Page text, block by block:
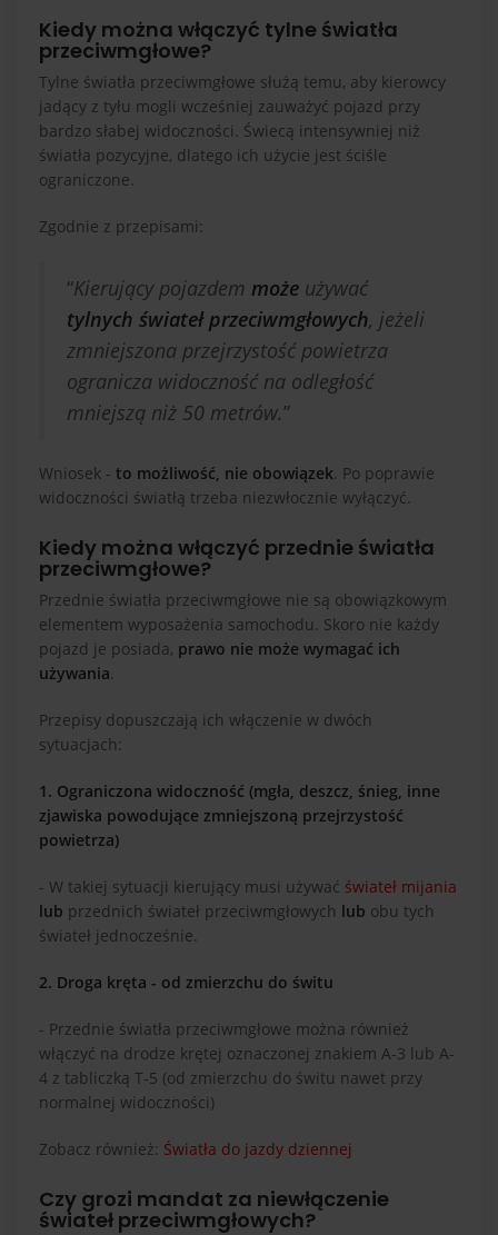
Kiedy można włączyć tylne światła
przeciwmgłowe?
Tylne światła przeciwmgłowe służą temu, aby kierowcy
jadący z tyłu mogli wcześniej zauważyć pojazd przy
bardzo słabej widoczności. Świecą intensywniej niż
światła pozycyjne, dlatego ich użycie jest ściśle
ograniczone.
Zgodnie z przepisami:
“Kierujący pojazdem może używać
tylnych świateł przeciwmgłowych, jeżeli
zmniejszona przejrzystość powietrza
ogranicza widoczność na odległość
mniejszą niż 50 metrów.”
Wniosek - to możliwość, nie obowiązek. Po poprawie
widoczności światłą trzeba niezwłocznie wyłączyć.
Kiedy można włączyć przednie światła
przeciwmgłowe?
Przednie światła przeciwmgłowe nie są obowiązkowym
elementem wyposażenia samochodu. Skoro nie każdy
pojazd je posiada, prawo nie może wymagać ich
używania.
Przepisy dopuszczają ich włączenie w dwóch
sytuacjach:
1. Ograniczona widoczność (mgła, deszcz, śnieg, inne
zjawiska powodujące zmniejszoną przejrzystość
powietrza)
- W takiej sytuacji kierujący musi używać świateł mijania
lub przednich świateł przeciwmgłowych lub obu tych
świateł jednocześnie.
2. Droga kręta - od zmierzchu do świtu
- Przednie światła przeciwmgłowe można również
włączyć na drodze krętej oznaczonej znakiem A-3 lub A-
4 z tabliczką T-5 (od zmierzchu do świtu nawet przy
normalnej widoczności)
Zobacz również: Światła do jazdy dziennej
Czy grozi mandat za niewłączenie
świateł przeciwmgłowych?